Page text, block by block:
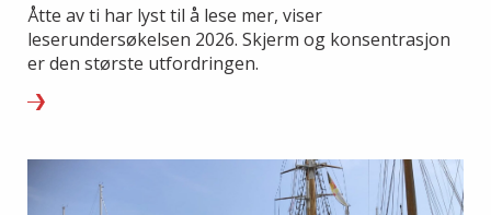
Åtte av ti har lyst til å lese mer, viser
leserundersøkelsen 2026. Skjerm og konsentrasjon
er den største utfordringen.